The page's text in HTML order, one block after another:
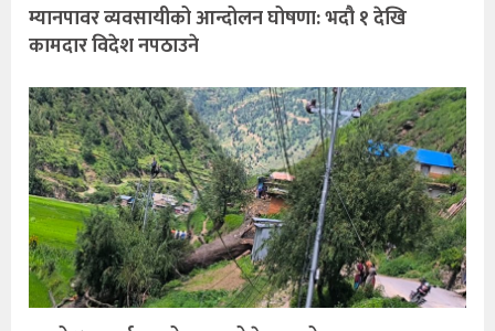
म्यानपावर व्यवसायीको आन्दोलन घोषणा: भदौ १ देखि
कामदार विदेश नपठाउने